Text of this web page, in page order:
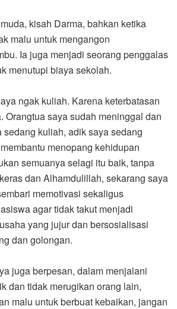
kisah Darma, bahkan ketika
malu untuk mengangon
Ia juga menjadi seorang penggalas
menutupi biaya sekolah.
ngak kuliah. Karena keterbatasan
Orangtua saya sudah meninggal dan
sedang kuliah, adik saya sedang
menopang kehidupan
semuanya selagi itu baik, tanpa
dan Alhamdulillah, sekarang saya
memotivasi sekaligus
agar tidak takut menjadi
yang jujur dan bersosialisasi
dan golongan.
juga berpesan, dalam menjalani
dan tidak merugikan orang lain,
malu untuk berbuat kebaikan, jangan